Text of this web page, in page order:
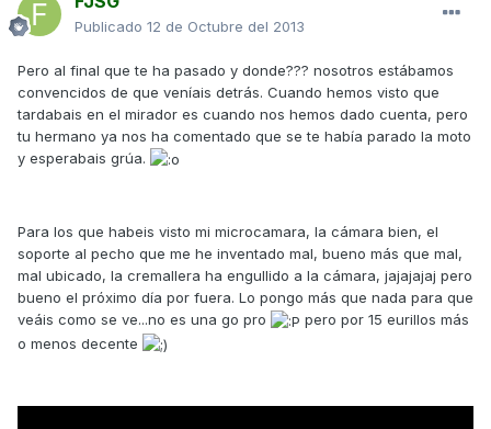
Publicado 12 de Octubre del 2013
Pero al final que te ha pasado y donde??? nosotros estábamos
convencidos de que veníais detrás. Cuando hemos visto que
tardabais en el mirador es cuando nos hemos dado cuenta, pero
tu hermano ya nos ha comentado que se te había parado la moto
y esperabais grúa.
Para los que habeis visto mi microcamara, la cámara bien, el
soporte al pecho que me he inventado mal, bueno más que mal,
mal ubicado, la cremallera ha engullido a la cámara, jajajajaj pero
bueno el próximo día por fuera. Lo pongo más que nada para que
veáis como se ve...no es una go pro
pero por 15 eurillos más
o menos decente